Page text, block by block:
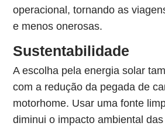
operacional, tornando as
e menos onerosas.
Sustentabilidade
A escolha pela energia solar
com a redução da pegada de
motorhome. Usar uma fonte
diminui o impacto ambiental